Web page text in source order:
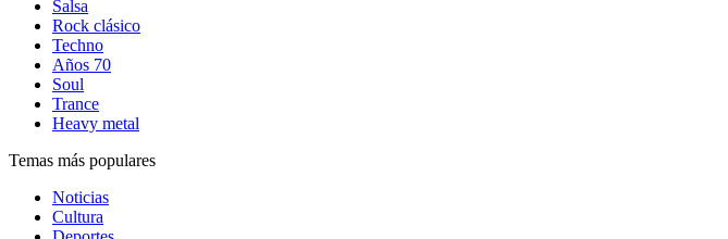
Salsa
Rock clásico
Techno
Años 70
Soul
Trance
Heavy metal
Temas más populares
Noticias
Cultura